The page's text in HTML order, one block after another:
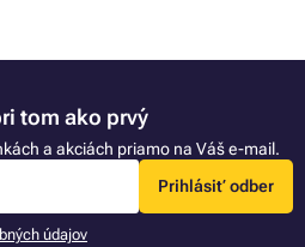
tom ako prvý
a akciách priamo na Váš e-mail.
Prihlásiť odber
údajov